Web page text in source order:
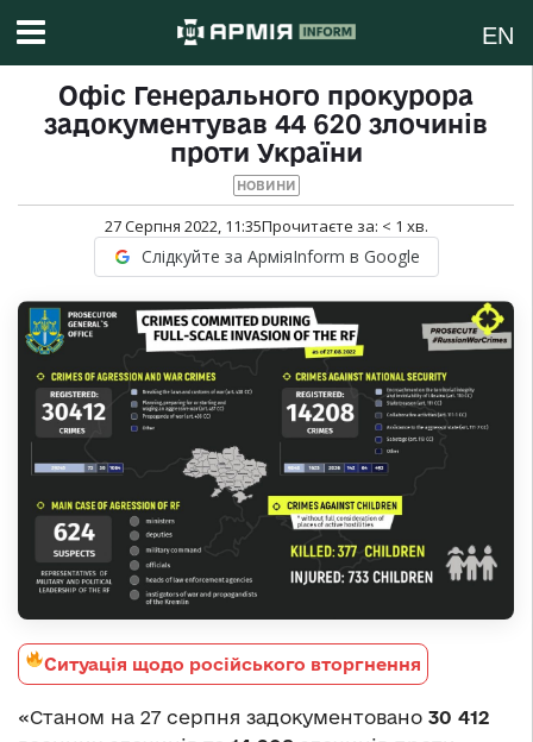
EN
Офіс Генерального прокурора
задокументував 44 620 злочинів
проти України
НОВИНИ
27 Серпня 2022, 11:35Прочитаєте за: < 1 хв.
Слідкуйте за АрміяInform в Google
Ситуація щодо російського вторгнення
«Станом на 27 серпня задокументовано 30 412